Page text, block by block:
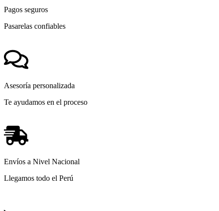
Pagos seguros
Pasarelas confiables
Asesoría personalizada
Te ayudamos en el proceso
Envíos a Nivel Nacional
Llegamos todo el Perú